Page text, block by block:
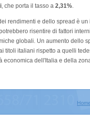
, che porta il tasso a 2,31%.
rendimenti e dello spread è
risentire di fattori
globali. Un aumento dello
titoli italiani rispetto a quelli
economica dell'Italia e della